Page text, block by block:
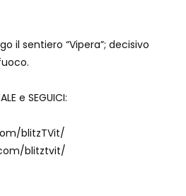
il sentiero “Vipera”; decisivo
e SEGUICI:
blitzTVit/
blitztvit/